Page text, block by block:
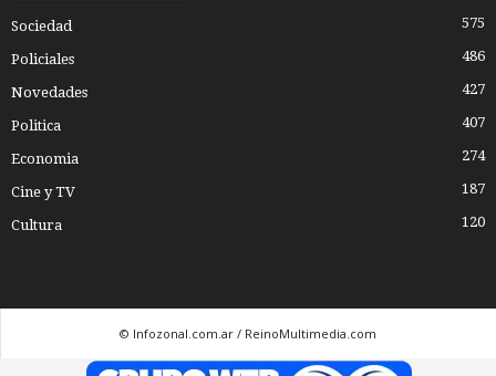
Sociedad 575
Policiales 486
Novedades 427
Politica 407
Economia 274
Cine y TV 187
Cultura 120
© Infozonal.com.ar / ReinoMultimedia.com